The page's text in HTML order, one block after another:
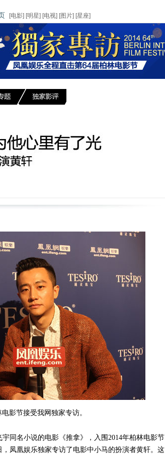
[电影] [明星] [电视] [图片] [星座]
影节接受我网独家专访。
同名小说的电影《推拿》，入围2014年柏林电影节
凤凰娱乐独家专访了电影中小马的扮演者黄轩。这